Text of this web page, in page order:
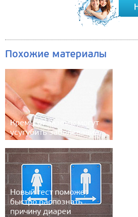
Похожие материалы
Кремы от экземы могут
усугубить заболевание
Новый тест поможет
быстро распознать
причину диареи